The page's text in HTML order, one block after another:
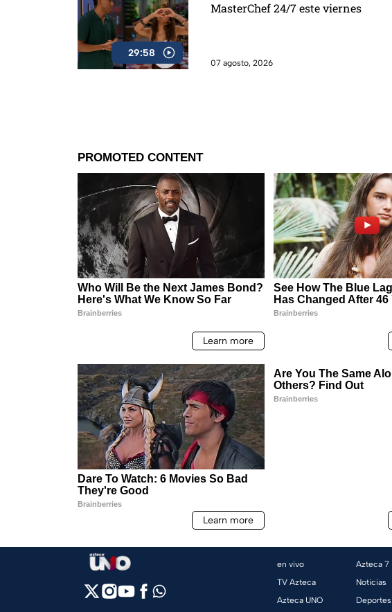
29:58
MasterChef 24/7 este viernes
07 agosto, 2026
en vivo
TV Azteca
Azteca UNO
Azteca 7
Noticias
Deportes